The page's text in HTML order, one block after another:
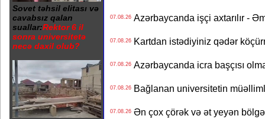
Sovet təhsil elitası və
cavabsız qalan
suallar:Rektor 6 il
sonra universitetə
necə daxil olub?
07.08.26Azərbaycanda işçi axtarılır -
07.08.26Kartdan istədiyiniz qədər
07.08.26Azərbaycanda icra başçısı
07.08.26Bağlanan universitetin
07.08.26Ən çox çörək və ət yeyən